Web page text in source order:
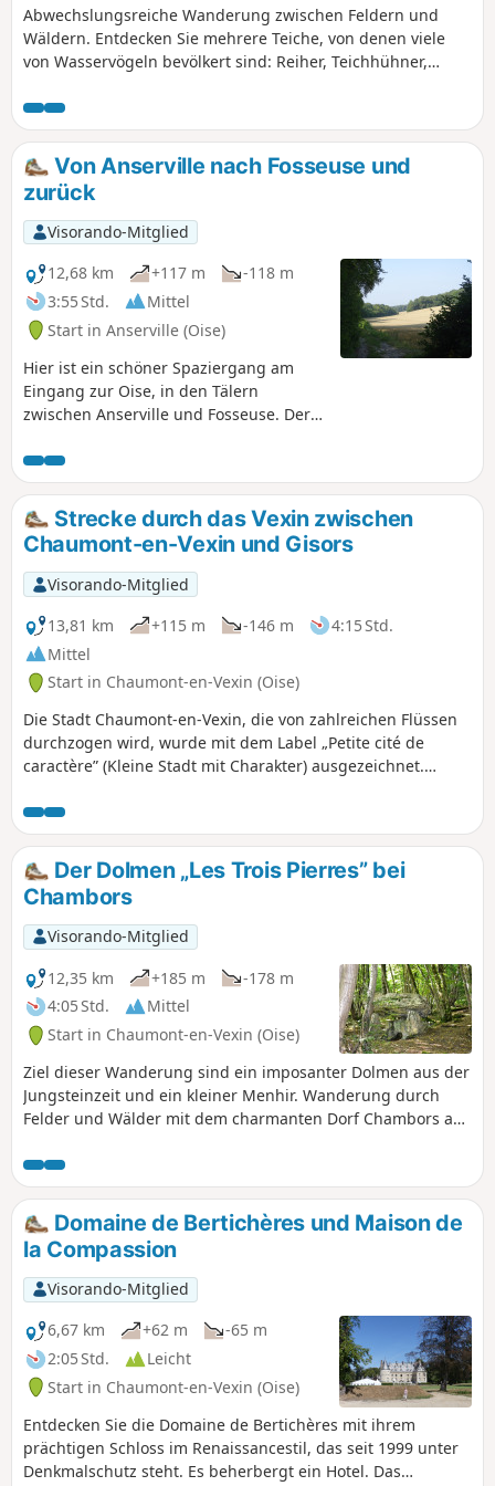
Abwechslungsreiche Wanderung zwischen Feldern und
Wäldern. Entdecken Sie mehrere Teiche, von denen viele
von Wasservögeln bevölkert sind: Reiher, Teichhühner,
Dörfer bietet einige malerische Straßen, die typisch für das
französische Vexin sind, sowie zwei schöne Kirchen.
Von Anserville nach Fosseuse und
zurück
Visorando-Mitglied
12,68 km
+117 m
-118 m
3:55 Std.
Mittel
Start in Anserville (Oise)
Hier ist ein schöner Spaziergang am
Eingang zur Oise, in den Tälern
zwischen Anserville und Fosseuse. Der
Wälder. Die Region ist an dieser Stelle
überraschend mit ihren sanften Hügeln
und der Abfolge von kleinen Wäldern
und Feldern. Sie bietet eine Vielfalt an
sehr angenehmen Ausblicken.
Strecke durch das Vexin zwischen
Chaumont-en-Vexin und Gisors
Visorando-Mitglied
13,81 km
+115 m -146 m
4:15 Std.
Mittel
Start in Chaumont-en-Vexin (Oise)
Die Stadt Chaumont-en-Vexin, die von zahlreichen Flüssen
durchzogen wird, wurde mit dem Label „Petite cité de
caractère” (Kleine Stadt mit Charakter) ausgezeichnet.
Landschaft des Vexin und des Troesne-Tals entdecken,
darunter zwei Megalithen, den Dolmen der drei Steine in
Trie-Château und den Pierre Droite de Delincourt.
Der Dolmen „Les Trois Pierres” bei
Chambors
Visorando-Mitglied
12,35 km
+185 m
-178 m
4:05 Std.
Mittel
Start in Chaumont-en-Vexin (Oise)
Ziel dieser Wanderung sind ein imposanter Dolmen aus der
Jungsteinzeit und ein kleiner Menhir. Wanderung durch
Felder und Wälder mit dem charmanten Dorf Chambors auf
Communauté de Communes du Vexin-Thelle. Sie hat 314
Einwohner, die als Camborsiens und Camborsiennes
bezeichnet werden.
Domaine de Bertichères und Maison de
la Compassion
Visorando-Mitglied
6,67 km
+62 m
-65 m
2:05 Std.
Leicht
Start in Chaumont-en-Vexin (Oise)
Entdecken Sie die Domaine de Bertichères mit ihrem
prächtigen Schloss im Renaissancestil, das seit 1999 unter
Denkmalschutz steht. Es beherbergt ein Hotel. Das